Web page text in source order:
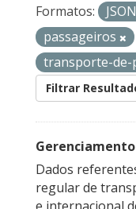
Formatos: JSON
passageiros
transporte-de-
Filtrar
Dados
regular de